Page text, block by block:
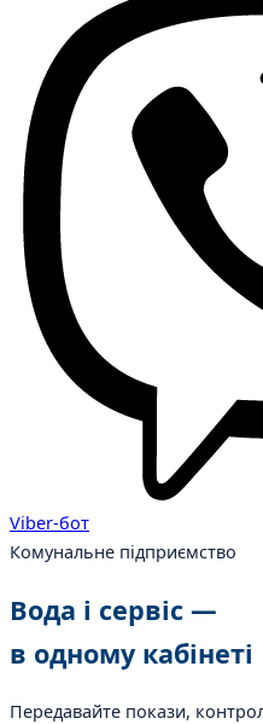
Viber-бот
Комунальне підприємство
Вода і сервіс —
в одному кабінеті
Передавайте покази,